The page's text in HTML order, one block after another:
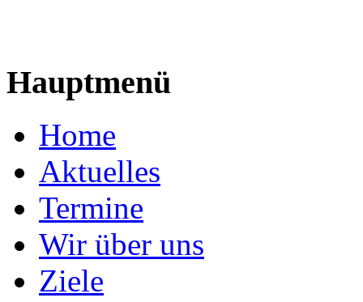
Hauptmenü
Home
Aktuelles
Termine
Wir über uns
Ziele